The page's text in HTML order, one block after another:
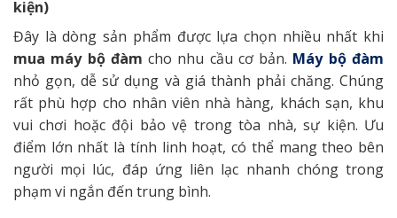
kiện)
Đây là dòng sản phẩm được lựa chọn nhiều nhất khi
mua máy bộ đàm cho nhu cầu cơ bản. Máy bộ đàm
nhỏ gọn, dễ sử dụng và giá thành phải chăng. Chúng
rất phù hợp cho nhân viên nhà hàng, khách sạn, khu
vui chơi hoặc đội bảo vệ trong tòa nhà, sự kiện. Ưu
điểm lớn nhất là tính linh hoạt, có thể mang theo bên
người mọi lúc, đáp ứng liên lạc nhanh chóng trong
phạm vi ngắn đến trung bình.